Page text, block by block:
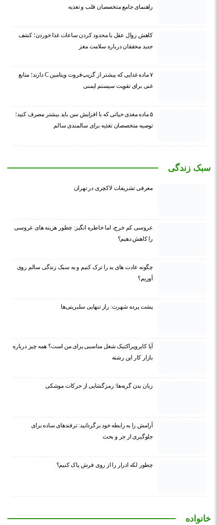
راهنمای جامع متخصصان قلب و تغذیه
کاهش زوال عقل با محدود کردن ساعات غذا خوردن؛ کشف
جدید محققان درباره سلامت مغز
۷ ماده غذایی که بیشتر از گریپ‌فروت ویتامین C دارند؛ منابع
غنی برای تقویت سیستم ایمنی
۵ ماده مغذی حیاتی که با افزایش سن باید بیشتر مصرف کنید؛
توصیه متخصصان تغذیه برای سالمندی سالم
سبک زندگی
معرفی تشریفات لاکچری در تهران
عروسی کم خرج، اما خاطره انگیز: چطور هزینه های عروسی
را کاهش دهیم؟
چگونه عادت‌ های بد را ترک کنیم و به سبک زندگی سالم روی
آوریم؟
پشت پرده شهرت: راز تنهایی سلبریتی‌ها
آیا کایروپراکتیک شغل مناسبی برای من است؟ همه چیز درباره
بازار کار این رشته
زبان بدن گربه‌ها: رمزگشایی از حرکات موشکی
آرامش را به رابطه خود برگردانید: ترفندهای ساده برای
جلوگیری از جر و بحث
چطور لکه ادرار را از روی فرش پاک کنیم؟
خانواده